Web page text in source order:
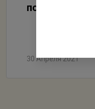
поздравляет
30 Апреля 2021